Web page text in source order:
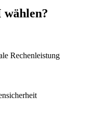
Rechenleistung